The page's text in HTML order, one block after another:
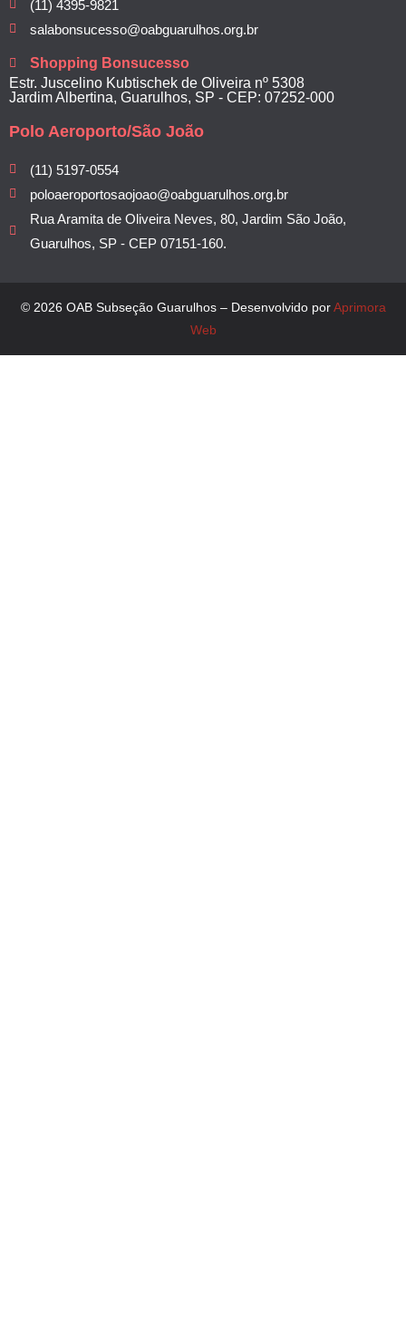
(11) 4395-9821
salabonsucesso@oabguarulhos.org.br
Shopping Bonsucesso
Estr. Juscelino Kubtischek de Oliveira nº 5308
Jardim Albertina, Guarulhos, SP - CEP: 07252-000
Polo Aeroporto/São João
(11) 5197-0554
poloaeroportosaojoao@oabguarulhos.org.br
Rua Aramita de Oliveira Neves, 80, Jardim São João,
Guarulhos, SP - CEP 07151-160.
© 2026 OAB Subseção Guarulhos – Desenvolvido porAprimora
Web